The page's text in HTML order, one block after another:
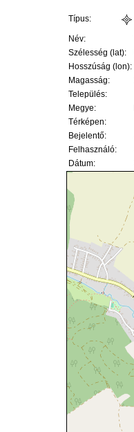
Típus:
Név:
Szélesség (lat):
Hosszúság (lon):
Magasság:
Település:
Megye:
Térképen:
Bejelentő:
Felhasználó:
Dátum: